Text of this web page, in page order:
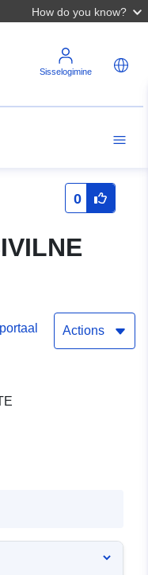
How do you know?
Sisselogimine
0
Actions